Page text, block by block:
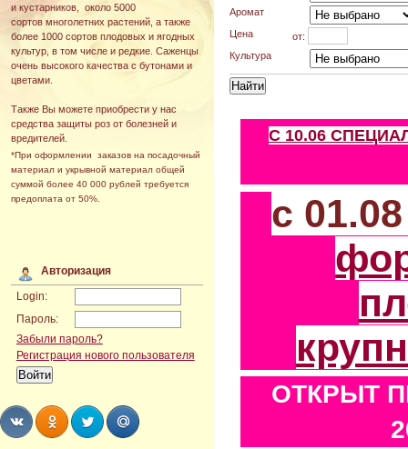
и кустарников, около 5000
сортов многолетних растений, а также
более 1000 сортов плодовых и ягодных
культур, в том числе и редкие. Саженцы
очень высокого качества с бутонами и
цветами.
Также Вы можете приобрести у нас
средства защиты роз от болезней и
вредителей.
*При оформлении заказов на посадочный
материал и укрывной материал общей
суммой более 40 000 рублей требуется
предоплата от 50%.
Авторизация
Login:
Пароль:
Забыли пароль?
Регистрация нового пользователя
Аромат
Цена
от:
Культура
С 10.06
с
ОТКРЫТ